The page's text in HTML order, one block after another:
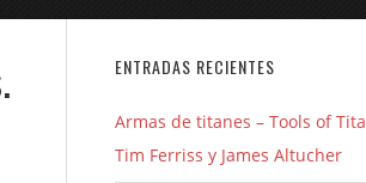
ENTRADAS RECIENTES
Armas de titanes – Tools of
Tim Ferriss y James Altucher